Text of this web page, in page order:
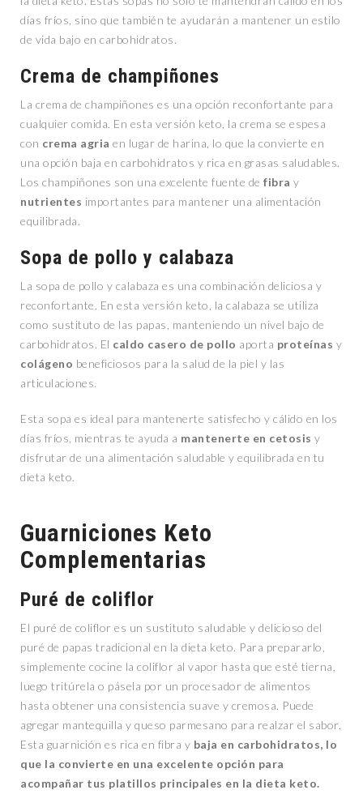
días fríos, sino que también te ayudarán a mantener un estilo
de vida bajo en carbohidratos.
Crema de champiñones
La crema de champiñones es una opción reconfortante para
cualquier comida. En esta versión keto, la crema se espesa
con crema agria en lugar de harina, lo que la convierte en
una opción baja en carbohidratos y rica en grasas saludables.
Los champiñones son una excelente fuente de fibra y
nutrientes importantes para mantener una alimentación
equilibrada.
Sopa de pollo y calabaza
La sopa de pollo y calabaza es una combinación deliciosa y
reconfortante. En esta versión keto, la calabaza se utiliza
como sustituto de las papas, manteniendo un nivel bajo de
carbohidratos. El caldo casero de pollo aporta proteínas y
colágeno beneficiosos para la salud de la piel y las
articulaciones.
Esta sopa es ideal para mantenerte satisfecho y cálido en los
días fríos, mientras te ayuda a mantenerte en cetosis y
disfrutar de una alimentación saludable y equilibrada en tu
dieta keto.
Guarniciones Keto
Complementarias
Puré de coliflor
El puré de coliflor es un sustituto saludable y delicioso del
puré de papas tradicional en la dieta keto. Para prepararlo,
simplemente cocine la coliflor al vapor hasta que esté tierna,
luego tritúrela o pásela por un procesador de alimentos
hasta obtener una consistencia suave y cremosa. Puede
agregar mantequilla y queso parmesano para realzar el sabor.
Esta guarnición es rica en fibra y baja en carbohidratos, lo
que la convierte en una excelente opción para
acompañar tus platillos principales en la dieta keto.